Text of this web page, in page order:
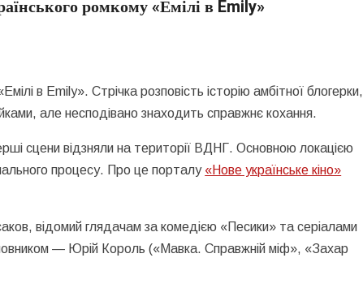
ромкому «Емілі в Emily»
в Emily». Стрічка розповість історію амбітної блогерки,
але несподівано знаходить справжнє кохання.
сцени відзняли на території ВДНГ.Основною локацією
процесу. Про це порталу «Нове українське кіно»
, відомий глядачам за комедією «Песики» та серіалами
— Юрій Король («Мавка. Справжній міф», «Захар